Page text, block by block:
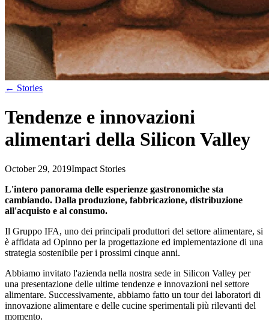
← Stories
Tendenze e innovazioni
alimentari della Silicon Valley
October 29, 2019Impact Stories
L'intero panorama delle esperienze gastronomiche sta
cambiando. Dalla produzione, fabbricazione, distribuzione
all'acquisto e al consumo.
Il Gruppo IFA, uno dei principali produttori del settore alimentare, si
è affidata ad Opinno per la progettazione ed implementazione di una
strategia sostenibile per i prossimi cinque anni.
Abbiamo invitato l'azienda nella nostra sede in Silicon Valley per
una presentazione delle ultime tendenze e innovazioni nel settore
alimentare. Successivamente, abbiamo fatto un tour dei laboratori di
innovazione alimentare e delle cucine sperimentali più rilevanti del
momento.